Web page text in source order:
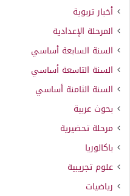
أخبار تربوية
المرحلة الإعدادية
السنة السابعة أساسي
السنة التاسعة أساسي
السنة الثامنة أساسي
بحوث عربية
مرحلة تحضيرية
باكالوريا
علوم تجريبية
رياضيات